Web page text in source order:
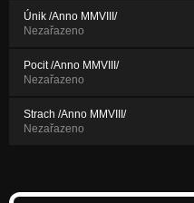
Únik /Anno MMVIII/
Nezařazeno
Pocit /Anno MMVIII/
Nezařazeno
Strach /Anno MMVIII/
Nezařazeno